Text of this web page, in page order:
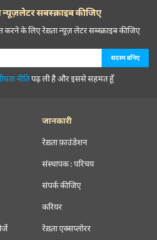
न्यूज़लेटर सबस्क्राइब कीजिए
करने के लिए रेख़्ता न्यूज़ लेटर सब्स्क्राइब कीजिए
नीतिपढ़ ली है और इससे सहमत हूँ
जानकारी
रेख़्ता फ़ाउंडेशन
संस्थापक : परिचय
संपर्क कीजिए
करियर
रेख़्ता एक्सप्लोरर